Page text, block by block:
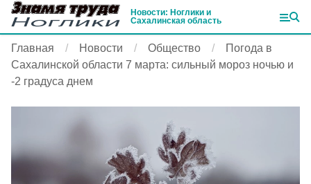
Новости: Ноглики и
Сахалинская область
Главная Новости Общество
Погода в
Сахалинской области 7 марта: сильный мороз ночью и
-2 градуса днем